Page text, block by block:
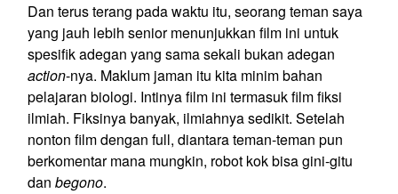
Dan terus terang pada waktu itu, seorang teman saya
yang jauh lebih senior menunjukkan film ini untuk
spesifik adegan yang sama sekali bukan adegan
action-nya. Maklum jaman itu kita minim bahan
pelajaran biologi. Intinya film ini termasuk film fiksi
ilmiah. Fiksinya banyak, ilmiahnya sedikit. Setelah
nonton film dengan full, diantara teman-teman pun
berkomentar mana mungkin, robot kok bisa gini-gitu
dan begono.